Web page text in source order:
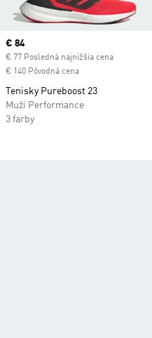
Current price
€ 84
€ 77 Posledná najnižšia cena
€ 140 Pôvodná cena
Tenisky Pureboost 23
Muži Performance
3 farby